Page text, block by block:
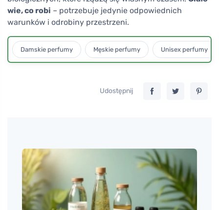
wie, co robi – potrzebuje jedynie odpowiednich
warunków i odrobiny przestrzeni.
Damskie perfumy Męskie perfumy Unisex perfumy
Udostępnij